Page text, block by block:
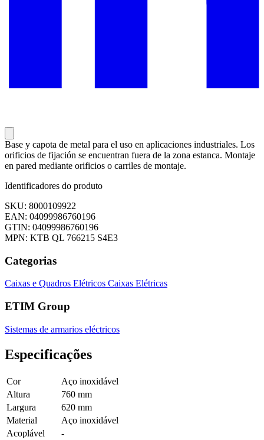
Base y capota de metal para el uso en aplicaciones industriales. Los
orificios de fijación se encuentran fuera de la zona estanca. Montaje
en pared mediante orificios o carriles de montaje.
Identificadores do produto
SKU: 8000109922
EAN: 04099986760196
GTIN: 04099986760196
MPN: KTB QL 766215 S4E3
Categorias
Caixas e Quadros Elétricos Caixas Elétricas
ETIM Group
Sistemas de armarios eléctricos
Especificações
Cor
Aço inoxidável
Altura
760 mm
Largura
620 mm
Material
Aço inoxidável
Acoplável
-